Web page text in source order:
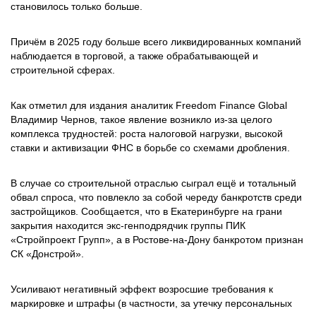
становилось только больше.
Причём в 2025 году больше всего ликвидированных компаний
наблюдается в торговой, а также обрабатывающей и
строительной сферах.
Как отметил для издания аналитик Freedom Finance Global
Владимир Чернов, такое явление возникло из-за целого
комплекса трудностей: роста налоговой нагрузки, высокой
ставки и активизации ФНС в борьбе со схемами дробления.
В случае со строительной отраслью сыграл ещё и тотальный
обвал спроса, что повлекло за собой череду банкротств среди
застройщиков. Сообщается, что в Екатеринбурге на грани
закрытия находится экс-генподрядчик группы ПИК
«Стройпроект Групп», а в Ростове-на-Дону банкротом признан
СК «Донстрой».
Усиливают негативный эффект возросшие требования к
маркировке и штрафы (в частности, за утечку персональных